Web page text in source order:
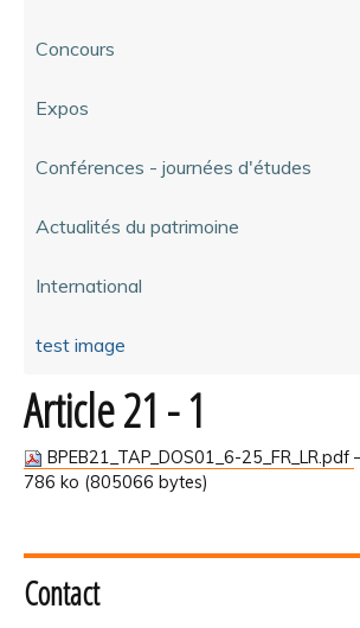
Concours
Expos
Conférences - journées d'études
Actualités du patrimoine
International
test image
Article 21 - 1
BPEB21_TAP_DOS01_6-25_FR_LR.pdf
786 ko (805066 bytes)
Contact